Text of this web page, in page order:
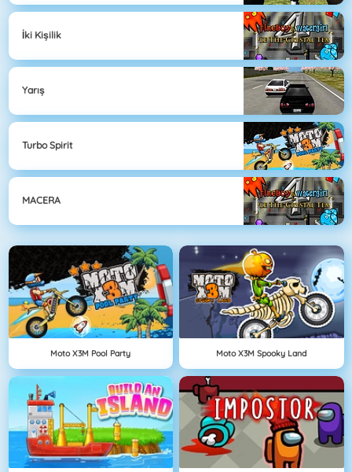
İki Kişilik
Yarış
Turbo Spirit
MACERA
Moto X3M Pool Party Moto X3M Spooky Land